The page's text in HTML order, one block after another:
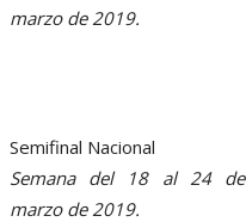
marzo de 2019.
Semifinal Nacional
Semana del 18 al 24 de
marzo de 2019.